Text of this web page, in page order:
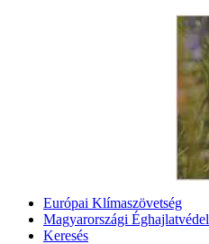
Európai Klímaszövetség
Magyarországi
Keresés